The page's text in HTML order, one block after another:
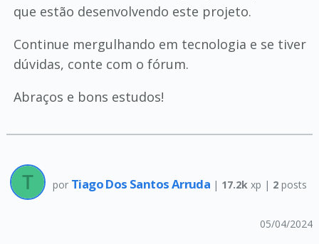
que estão desenvolvendo este projeto.
Continue mergulhando em tecnologia e se tiver
dúvidas, conte com o fórum.
Abraços e bons estudos!
por Tiago Dos Santos Arruda | 17.2k xp | 2posts
05/04/2024